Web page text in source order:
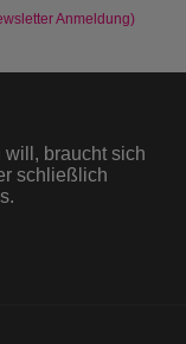
Anmeldung)
IVW)
im Juni (nach IVW)
braucht sich
schließlich